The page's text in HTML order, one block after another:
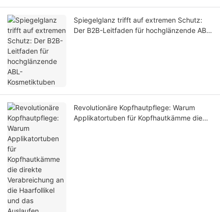
Spiegelglanz trifft auf extremen Schutz:
Der B2B-Leitfaden für hochglänzende ABL-
Revolutionäre Kopfhautpflege: Warum
Applikatortuben für Kopfhautkämme die